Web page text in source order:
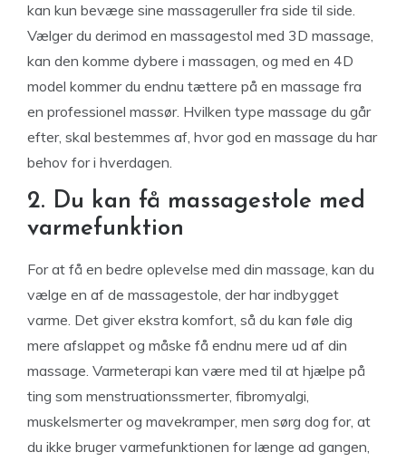
kan kun bevæge sine massageruller fra side til side.
Vælger du derimod en massagestol med 3D massage,
kan den komme dybere i massagen, og med en 4D
model kommer du endnu tættere på en massage fra
en professionel massør. Hvilken type massage du går
efter, skal bestemmes af, hvor god en massage du har
behov for i hverdagen.
2. Du kan få massagestole med
varmefunktion
For at få en bedre oplevelse med din massage, kan du
vælge en af de massagestole, der har indbygget
varme. Det giver ekstra komfort, så du kan føle dig
mere afslappet og måske få endnu mere ud af din
massage. Varmeterapi kan være med til at hjælpe på
ting som menstruationssmerter, fibromyalgi,
muskelsmerter og mavekramper, men sørg dog for, at
du ikke bruger varmefunktionen for længe ad gangen,